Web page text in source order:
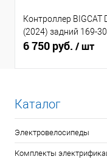
Контроллер BIGCAT
(2024) задний 169-
6 750 руб. / шт
Каталог
Электровелосипеды
Комплекты